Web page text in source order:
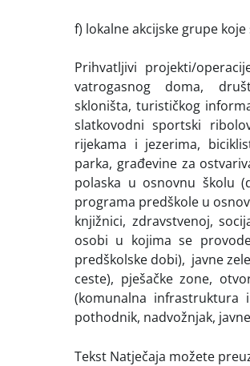
f) lokalne akcijske grupe
Prihvatljivi projekti/
vatrogasnog doma,
skloništa, turističkog
slatkovodni sportski
rijekama i jezerima,
parka, građevine za
polaska u osnovnu školu
programa predškole u
knjižnici, zdravstvenoj,
osobi u kojima se
predškolske dobi), javne
ceste), pješačke zone,
(komunalna infrastruktura
pothodnik, nadvožnjak,
Tekst Natječaja možete